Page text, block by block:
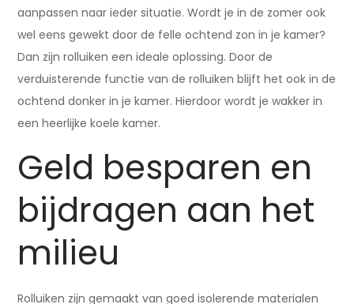
aanpassen naar ieder situatie. Wordt je in de zomer ook
wel eens gewekt door de felle ochtend zon in je kamer?
Dan zijn rolluiken een ideale oplossing. Door de
verduisterende functie van de rolluiken blijft het ook in de
ochtend donker in je kamer. Hierdoor wordt je wakker in
een heerlijke koele kamer.
Geld besparen en
bijdragen aan het
milieu
Rolluiken zijn gemaakt van goed isolerende materialen